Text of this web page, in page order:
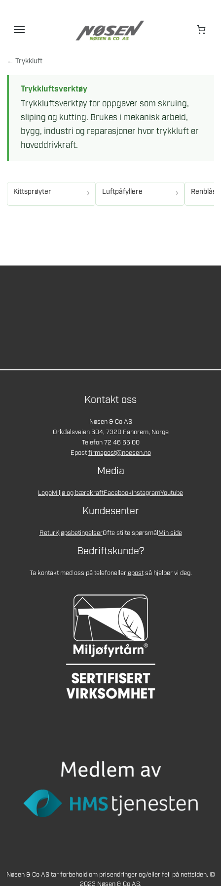
← Trykkluft
Trykkluftsverktøy
Trykkluftsverktøy for oppgaver som skruing,
sliping og kutting. Brukes i mekanisk arbeid,
bygg, industri og reparasjoner hvor trykkluft er
hoveddrivkraft.
Kittsprøyter Luftpåfyllere
Kontakt oss
Nøsen & Co AS
Orkdalsveien 604, 7320 Fannrem, Norge
Telefon 72 46 65 00
Epostfirmapost@noesen.no
Media
LogoMiljø og bærekraftFacebookInstagramYoutube
Kundesenter
ReturKjøpsbetingelserOfte stilte spørsmålMin side
Bedriftskunde?
Ta kontakt med oss på telefonellerepostså hjelper vi deg.
Nøsen & Co AS tar forbehold om prisendringer og/eller feil på nettsiden. ©
2023 Nøsen & Co AS.